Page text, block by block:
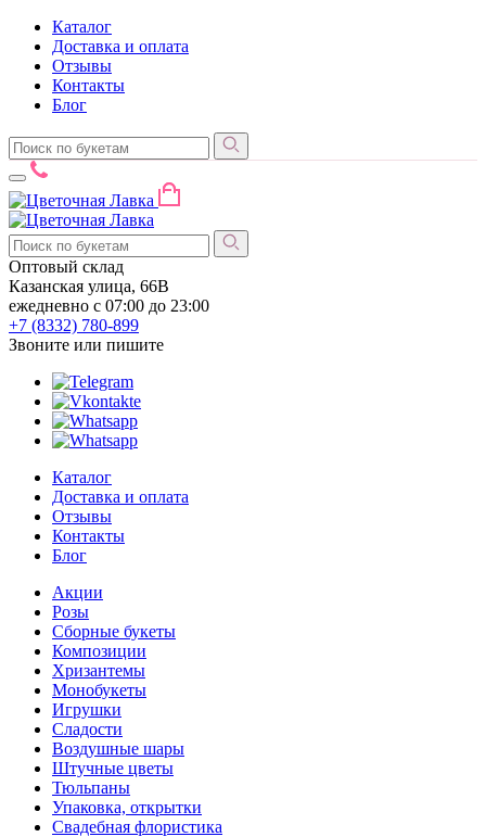
Каталог
Доставка и оплата
Отзывы
Контакты
Блог
Оптовый склад
Казанская улица, 66В
ежедневно с 07:00 до 23:00
+7 (8332) 780-899
Звоните или пишите
Каталог
Доставка и оплата
Отзывы
Контакты
Блог
Акции
Розы
Сборные букеты
Композиции
Хризантемы
Монобукеты
Игрушки
Сладости
Воздушные шары
Штучные цветы
Тюльпаны
Упаковка, открытки
Свадебная флористика